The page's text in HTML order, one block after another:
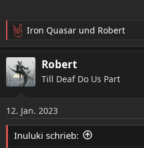
R
e
a
k
t
n
e
n
Iron Quasar und Robert
Robert
Till Deaf Do Us Part
12. Jan. 2023
Inuluki schrieb: